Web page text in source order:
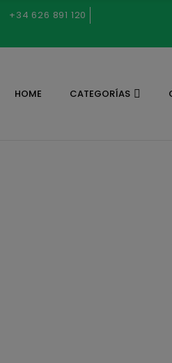
+34 626 891 120
HOME CATEGORÍAS